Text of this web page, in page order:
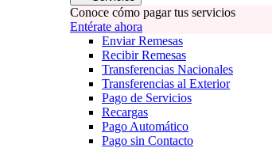
Conoce cómo pagar tus servicios
Entérate ahora
Enviar Remesas
Recibir Remesas
Transferencias Nacionales
Transferencias al Exterior
Pago de Servicios
Recargas
Pago Automático
Pago sin Contacto